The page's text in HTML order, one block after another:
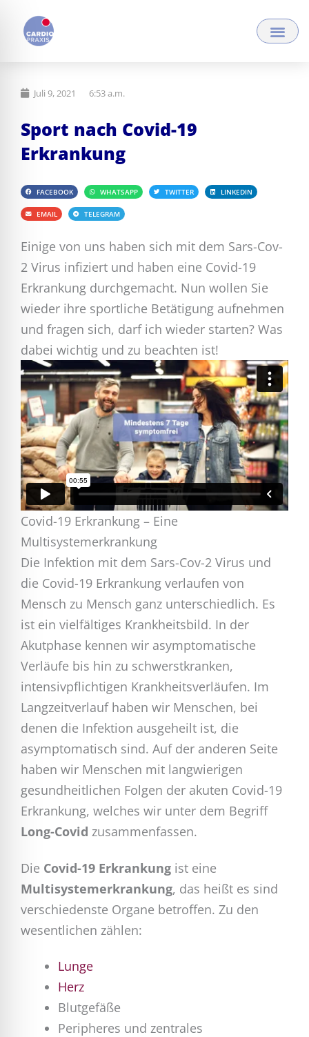
Inhalt
springen
Juli 9, 2021 6:53 a.m.
Sport nach Covid-19
Erkrankung
FACEBOOK WHATSAPP TWITTER LINKEDIN
EMAIL TELEGRAM
Einige von uns haben sich mit dem Sars-Cov-
2 Virus infiziert und haben eine Covid-19
Erkrankung durchgemacht. Nun wollen Sie
wieder ihre sportliche Betätigung aufnehmen
und fragen sich, darf ich wieder starten? Was
dabei wichtig und zu beachten ist!
Covid-19 Erkrankung – Eine
Multisystemerkrankung
Die Infektion mit dem Sars-Cov-2 Virus und
die Covid-19 Erkrankung verlaufen von
Mensch zu Mensch ganz unterschiedlich. Es
ist ein vielfältiges Krankheitsbild. In der
Akutphase kennen wir asymptomatische
Verläufe bis hin zu schwerstkranken,
intensivpflichtigen Krankheitsverläufen. Im
Langzeitverlauf haben wir Menschen, bei
denen die Infektion ausgeheilt ist, die
asymptomatisch sind. Auf der anderen Seite
haben wir Menschen mit langwierigen
gesundheitlichen Folgen der akuten Covid-19
Erkrankung, welches wir unter dem Begriff
Long-Covid zusammenfassen.
Die Covid-19 Erkrankung ist eine
Multisystemerkrankung, das heißt es sind
verschiedenste Organe betroffen. Zu den
wesentlichen zählen:
Lunge
Herz
Blutgefäße
Peripheres und zentrales